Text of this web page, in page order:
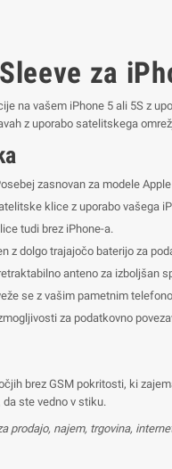
za
na vašem iPhone 5 ali 5S z
z uporabo satelitskega
zasnovan za modele
klice z uporabo vašega
tudi brez iPhone-a.
z dolgo trajajočo baterijo za
anteno za izboljšan
se z vašim pametnim
za podatkovno
brez GSM pokritosti, ki
ste vedno v stiku.
prodajo, najem, trgovina,